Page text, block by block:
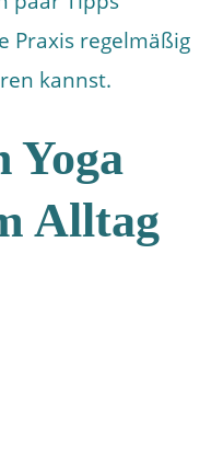
Praxis regelmäßig
kannst.
Yoga
Alltag